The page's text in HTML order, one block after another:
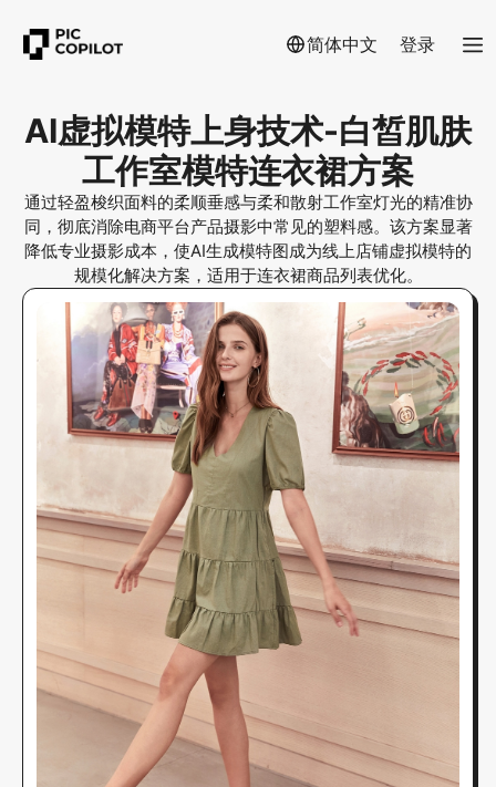
简体中文 登录
AI虚拟模特上身技术-白皙肌肤
工作室模特连衣裙方案
通过轻盈梭织面料的柔顺垂感与柔和散射工作室灯光的精准协
同，彻底消除电商平台产品摄影中常见的塑料感。该方案显著
降低专业摄影成本，使AI生成模特图成为线上店铺虚拟模特的
规模化解决方案，适用于连衣裙商品列表优化。